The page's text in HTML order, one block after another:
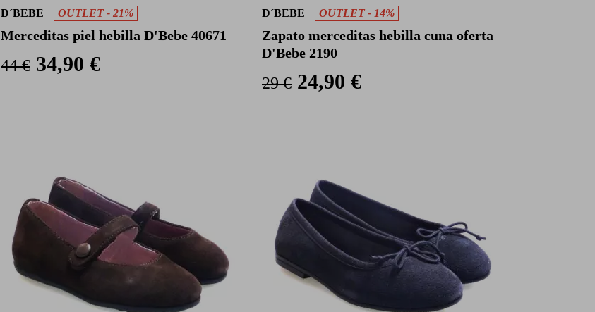
D´BEBE OUTLET - 21%
Merceditas piel hebilla D'Bebe 40671
44 € 34,90 €
D´BEBE OUTLET - 14%
Zapato merceditas hebilla cuna oferta
D'Bebe 2190
29 € 24,90 €